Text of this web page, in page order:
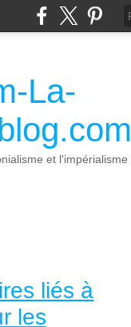
La-
et l'impérialisme
liés à
les